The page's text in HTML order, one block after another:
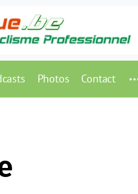
Photos Contact